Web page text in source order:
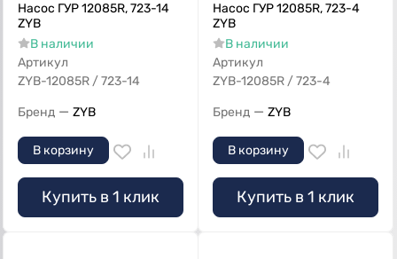
Насос ГУР 12085R, 723-14
ZYB
В наличии
Артикул
ZYB-12085R / 723-14
Бренд — ZYB
В корзину
Купить в 1 клик
Насос ГУР 12085R, 723-4
ZYB
В наличии
Артикул
ZYB-12085R / 723-4
Бренд — ZYB
В корзину
Купить в 1 клик